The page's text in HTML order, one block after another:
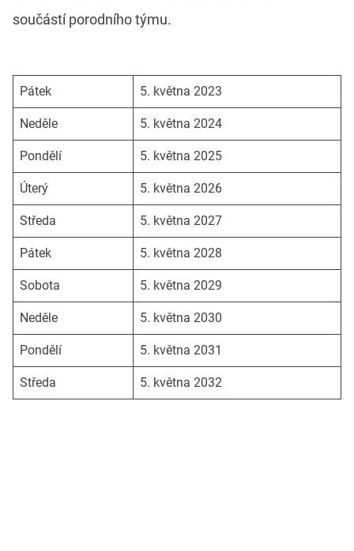
součástí porodního týmu.
Pátek 5. května 2023
Neděle 5. května 2024
Pondělí 5. května 2025
Úterý 5. května 2026
Středa 5. května 2027
Pátek 5. května 2028
Sobota 5. května 2029
Neděle 5. května 2030
Pondělí 5. května 2031
Středa 5. května 2032